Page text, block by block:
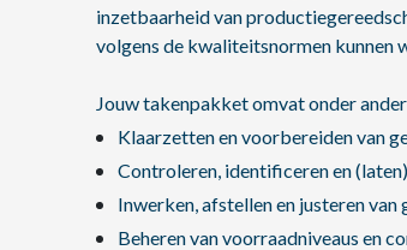
inzetbaarheid van
volgens de kwaliteitsnormen kunnen
Jouw takenpakket omvat onder
Klaarzetten en voorbereiden van
Controleren, identificeren en
Inwerken, afstellen en justeren van
Beheren van voorraadniveaus en